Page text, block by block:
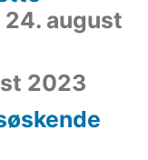
24. august
2023